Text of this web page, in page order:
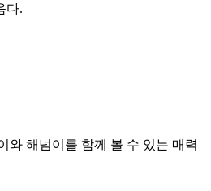
다.
와 해넘이를 함께 볼 수 있는 매력